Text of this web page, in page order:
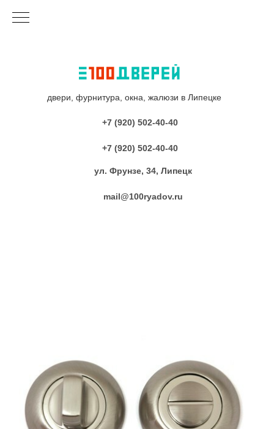
двери, фурнитура, окна, жалюзи в Липецке
+7 (920) 502-40-40
+7 (920) 502-40-40
ул. Фрунзе, 34, Липецк
mail@100ryadov.ru